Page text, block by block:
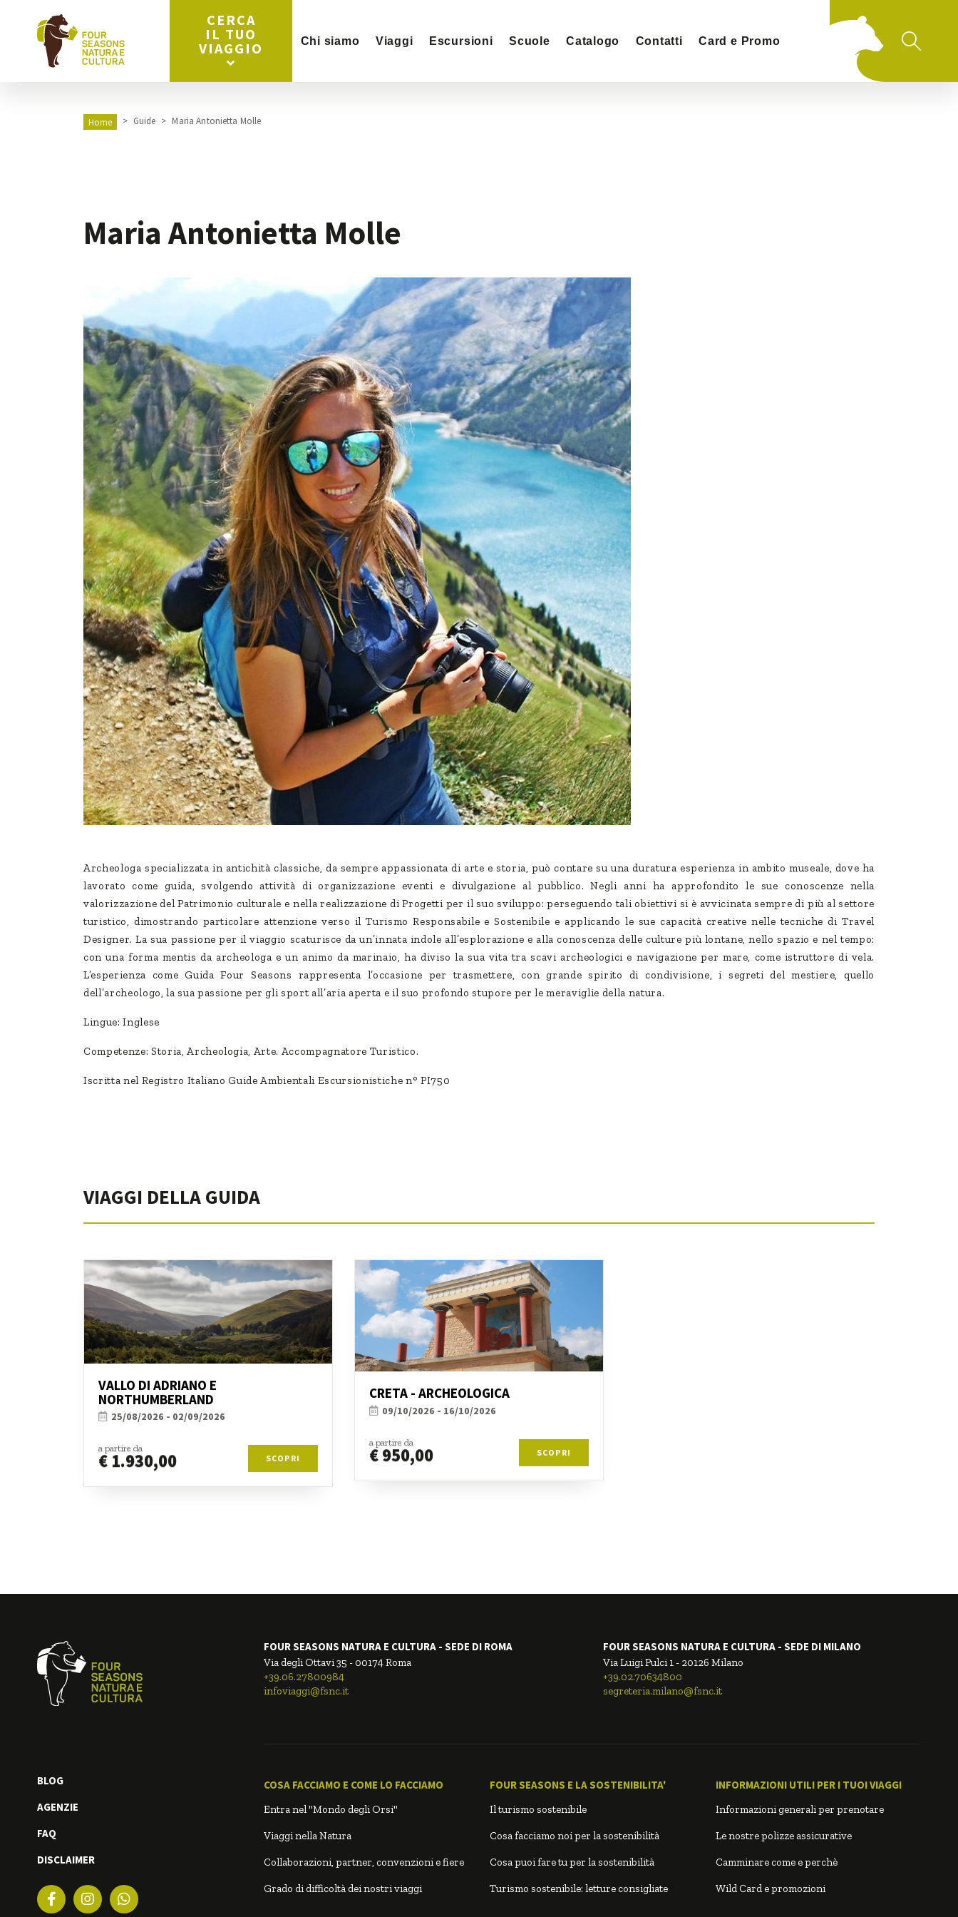
CERCA
IL TUO
VIAGGIO
Chi siamo Viaggi Escursioni Scuole Catalogo Contatti Card e Promo
Home Guide Maria Antonietta Molle
Maria Antonietta Molle
Archeologa specializzata in antichità classiche, da sempre appassionata di arte e storia, può contare su una duratura esperienza in ambito museale, dove ha
lavorato come guida, svolgendo attività di organizzazione eventi e divulgazione al pubblico. Negli anni ha approfondito le sue conoscenze nella
valorizzazione del Patrimonio culturale e nella realizzazione di Progetti per il suo sviluppo: perseguendo tali obiettivi si è avvicinata sempre di più al settore
turistico, dimostrando particolare attenzione verso il Turismo Responsabile e Sostenibile e applicando le sue capacità creative nelle tecniche di Travel
Designer. La sua passione per il viaggio scaturisce da un’innata indole all’esplorazione e alla conoscenza delle culture più lontane, nello spazio e nel tempo:
con una forma mentis da archeologa e un animo da marinaio, ha diviso la sua vita tra scavi archeologici e navigazione per mare, come istruttore di vela.
L’esperienza come Guida Four Seasons rappresenta l’occasione per trasmettere, con grande spirito di condivisione, i segreti del mestiere, quello
dell’archeologo, la sua passione per gli sport all’aria aperta e il suo profondo stupore per le meraviglie della natura.
Lingue: Inglese
Competenze: Storia, Archeologia, Arte. Accompagnatore Turistico.
Iscritta nel Registro Italiano Guide Ambientali Escursionistiche n° PI750
VIAGGI DELLA GUIDA
VALLO DI ADRIANO E
NORTHUMBERLAND
25/08/2026 - 02/09/2026
a partire da
€ 1.930,00 SCOPRI
CRETA - ARCHEOLOGICA
09/10/2026 - 16/10/2026
a partire da
€ 950,00 SCOPRI
FOUR SEASONS NATURA E CULTURA - SEDE DI ROMA
Via degli Ottavi 35 - 00174 Roma
+39.06.27800984
infoviaggi@fsnc.it
FOUR SEASONS NATURA E CULTURA - SEDE DI MILANO
Via Luigi Pulci 1 - 20126 Milano
+39.02.70634800
segreteria.milano@fsnc.it
COSA FACCIAMO E COME LO FACCIAMO
Entra nel "Mondo degli Orsi"
Viaggi nella Natura
Collaborazioni, partner, convenzioni e fiere
Grado di difficoltà dei nostri viaggi
FOUR SEASONS E LA SOSTENIBILITA'
Il turismo sostenibile
Cosa facciamo noi per la sostenibilità
Cosa puoi fare tu per la sostenibilità
Turismo sostenibile: letture consigliate
INFORMAZIONI UTILI PER I TUOI VIAGGI
Informazioni generali per prenotare
Le nostre polizze assicurative
Camminare come e perchè
Wild Card e promozioni
BLOG
AGENZIE
FAQ
DISCLAIMER